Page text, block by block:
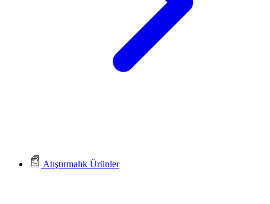
Atıştırmalık Ürünler